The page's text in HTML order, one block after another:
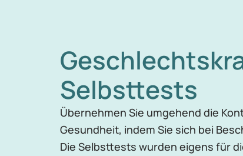
Selbsttests
Übernehmen Sie umgehend die
Gesundheit, indem Sie sich bei
Die Selbsttests wurden eigens für